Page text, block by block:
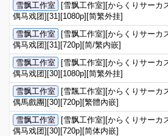
雪飘工作室
[雪飘工作室][からくりサーカ
偶马戏团][31][1080p][简繁外挂]
雪飘工作室
[雪飘工作室][からくりサーカ
偶马戏团][31][720p][简/繁内嵌]
雪飘工作室
[雪飘工作室][からくりサーカ
偶马戏团][30][1080p][简繁外挂]
雪飘工作室
[雪飄工作室][からくりサーカ
偶馬戲團][30][720p][繁體內嵌]
雪飘工作室
[雪飘工作室][からくりサーカ
偶马戏团][30][720p][简体内嵌]